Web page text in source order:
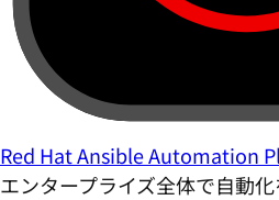
Red Hat Ansible Automation
エンタープライズ全体で自動化